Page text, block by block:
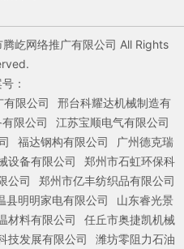
屹网络推广有限公司 All Rights
：
有限公司
邢台科耀达机械制造有
限公司
江苏宝顺电气有限公司
福达钢构有限公司
广州德克瑞
设备有限公司
郑州市石虹环保科
公司
郑州市亿丰纺织品有限公司
县明明家电有限公司
山东睿光景
材料有限公司
任丘市奥捷凯机械
技发展有限公司 潍坊零阻力石油